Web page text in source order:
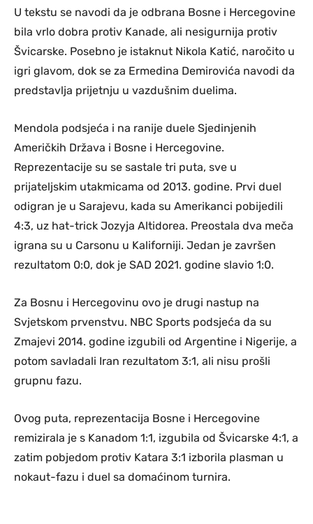
U tekstu se navodi da je odbrana Bosne i Hercegovine
bila vrlo dobra protiv Kanade, ali nesigurnija protiv
Švicarske. Posebno je istaknut Nikola Katić, naročito u
igri glavom, dok se za Ermedina Demirovića navodi da
predstavlja prijetnju u vazdušnim duelima.
Mendola podsjeća i na ranije duele Sjedinjenih
Američkih Država i Bosne i Hercegovine.
Reprezentacije su se sastale tri puta, sve u
prijateljskim utakmicama od 2013. godine. Prvi duel
odigran je u Sarajevu, kada su Amerikanci pobijedili
4:3, uz hat-trick Jozyja Altidorea. Preostala dva meča
igrana su u Carsonu u Kaliforniji. Jedan je završen
rezultatom 0:0, dok je SAD 2021. godine slavio 1:0.
Za Bosnu i Hercegovinu ovo je drugi nastup na
Svjetskom prvenstvu. NBC Sports podsjeća da su
Zmajevi 2014. godine izgubili od Argentine i Nigerije, a
potom savladali Iran rezultatom 3:1, ali nisu prošli
grupnu fazu.
Ovog puta, reprezentacija Bosne i Hercegovine
remizirala je s Kanadom 1:1, izgubila od Švicarske 4:1, a
zatim pobjedom protiv Katara 3:1 izborila plasman u
nokaut-fazu i duel sa domaćinom turnira.